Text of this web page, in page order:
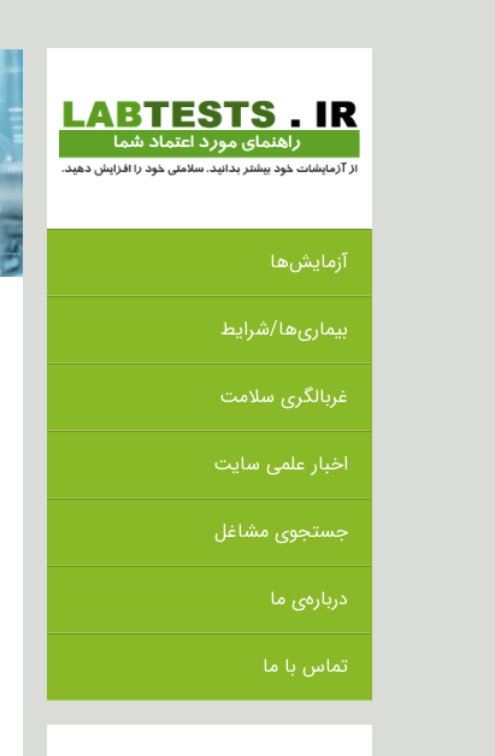
آزمایش‌ها
بیماری‌ها/شرایط
غربالگری سلامت
اخبار علمی سایت
جستجوی مشاغل
درباره‌ی ما
تماس با ما